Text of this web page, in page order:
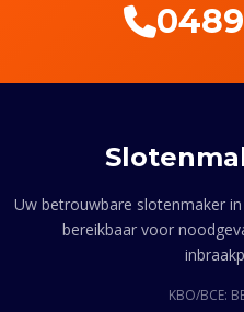
Uw betrouwbare slotenmaker
bereikbaar voor
KBO/BCE: